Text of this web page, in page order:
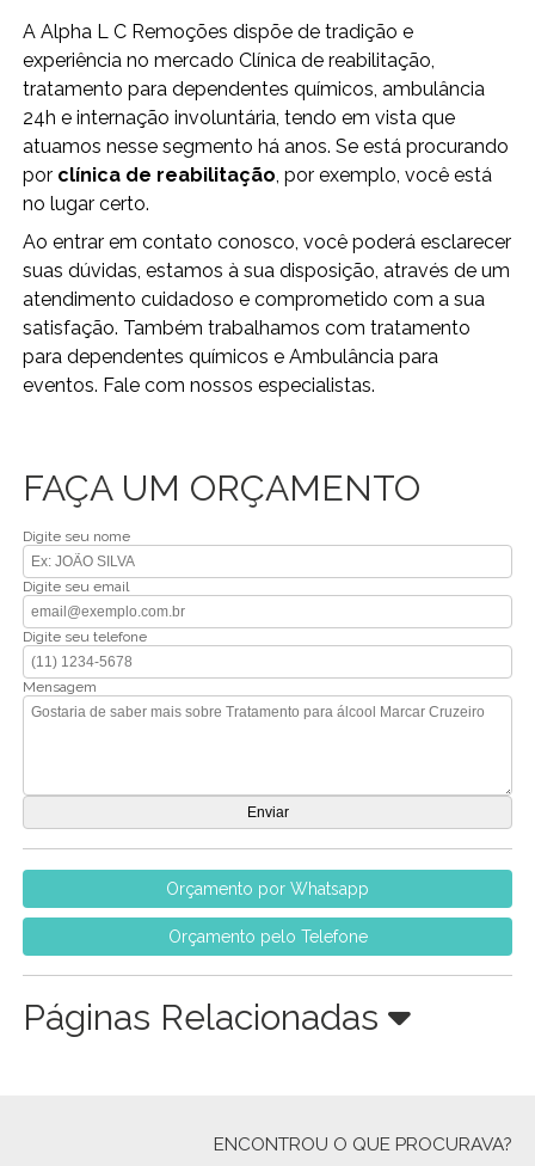
A Alpha L C Remoções dispõe de tradição e
experiência no mercado Clínica de reabilitação,
tratamento para dependentes químicos, ambulância
24h e internação involuntária, tendo em vista que
atuamos nesse segmento há anos. Se está procurando
por clínica de reabilitação , por exemplo, você está
no lugar certo.
Ao entrar em contato conosco, você poderá esclarecer
suas dúvidas, estamos à sua disposição, através de um
atendimento cuidadoso e comprometido com a sua
satisfação. Também trabalhamos com tratamento
para dependentes químicos e Ambulância para
eventos. Fale com nossos especialistas.
FAÇA UM ORÇAMENTO
Digite seu nome
Digite seu email
Digite seu telefone
Mensagem
Orçamento por Whatsapp
Orçamento pelo Telefone
Páginas Relacionadas
ENCONTROU O QUE PROCURAVA?